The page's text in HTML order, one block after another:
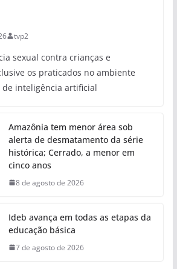
tvp2
sexual contra crianças e
os praticados no ambiente
inteligência artificial
Amazônia tem menor área sob
alerta de desmatamento da série
histórica; Cerrado, a menor em
cinco anos
8 de agosto de 2026
Ideb avança em todas as etapas da
educação básica
7 de agosto de 2026